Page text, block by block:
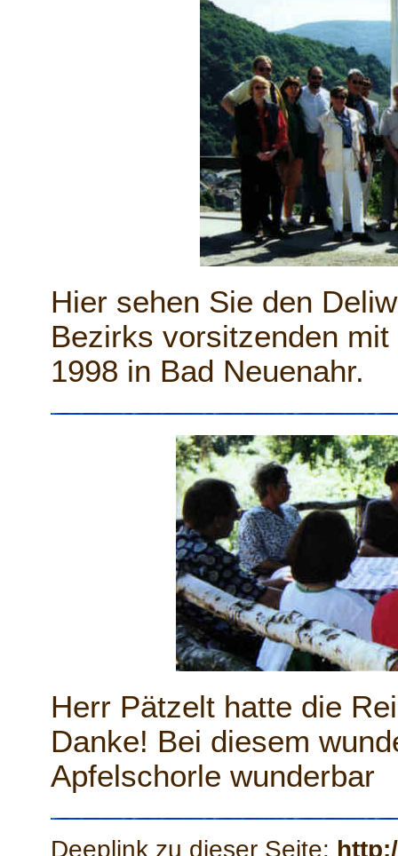
Hier sehen Sie den
Bezirks vorsitzenden
1998 in Bad Neuenahr.
Herr Pätzelt hatte die
Danke! Bei diesem
Apfelschorle wunderbar
Deeplink zu dieser Seite: